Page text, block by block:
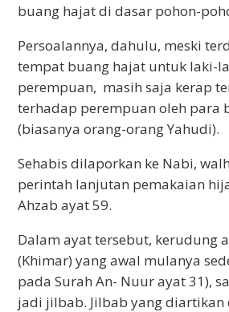
buang hajat di dasar pohon-
Persoalannya, dahulu, meski
tempat buang hajat untuk laki-
perempuan, masih saja kerap
terhadap perempuan oleh para
(biasanya orang-orang Yahudi).
Sehabis dilaporkan ke Nabi,
perintah lanjutan pemakaian
Ahzab ayat 59.
Dalam ayat tersebut, kerudung
(Khimar) yang awal mulanya
pada Surah An- Nuur ayat 31),
jadi jilbab. Jilbab yang diartikan